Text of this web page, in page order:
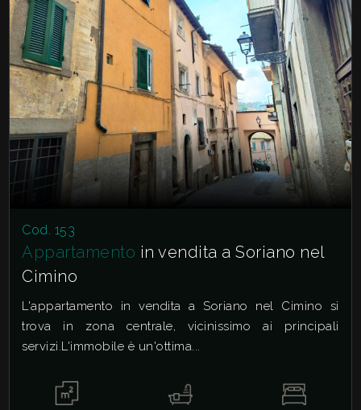
Cod. 153
Appartamento in vendita a Soriano nel
Cimino
L'appartamento in vendita a Soriano nel Cimino si
trova in zona centrale, vicinissimo ai principali
servizi.L'immobile è un'ottima...